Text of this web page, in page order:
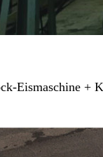
Eismaschine +